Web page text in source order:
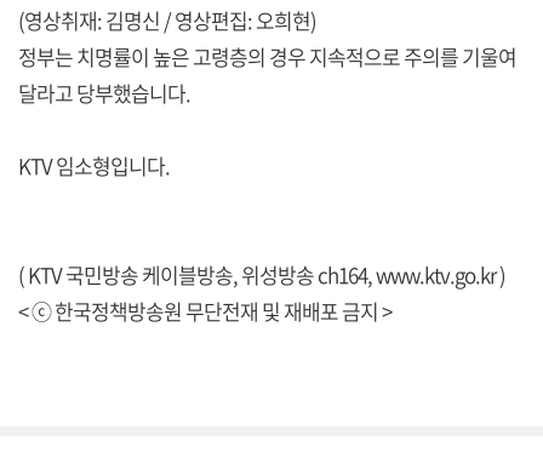
(영상취재: 김명신 / 영상편집: 오희현)
정부는 치명률이 높은 고령층의 경우 지속적으로 주의를 기울여
달라고 당부했습니다.
KTV 임소형입니다.
( KTV 국민방송 케이블방송, 위성방송 ch164,www.ktv.go.kr)
< ⓒ 한국정책방송원 무단전재 및 재배포 금지 >